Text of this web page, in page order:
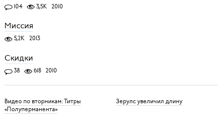
104 3,5K 2010
Миссия
5,2K 2013
Скидки
38 618 2010
Видео по вторникам: Титры
«Полуперманента»
Зерулс увеличил длину